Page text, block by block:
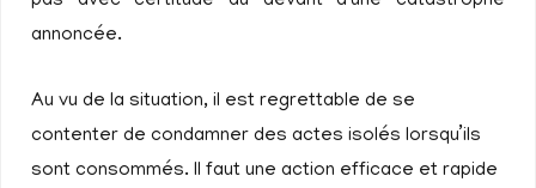
annoncée.
Au vu de la situation, il est regrettable de se
contenter de condamner des actes isolés lorsqu’ils
sont consommés. Il faut une action efficace et rapide